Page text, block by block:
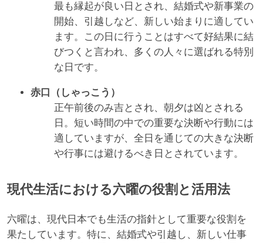
最も縁起が良い日とされ、結婚式や新事業の
開始、引越しなど、新しい始まりに適してい
ます。この日に行うことはすべて好結果に結
びつくと言われ、多くの人々に選ばれる特別
な日です。
赤口（しゃっこう）
正午前後のみ吉とされ、朝夕は凶とされる
日。短い時間の中での重要な決断や行動には
適していますが、全日を通じての大きな決断
や行事には避けるべき日とされています。
現代生活における六曜の役割と活用法
六曜は、現代日本でも生活の指針として重要な役割を
果たしています。特に、結婚式や引越し、新しい仕事